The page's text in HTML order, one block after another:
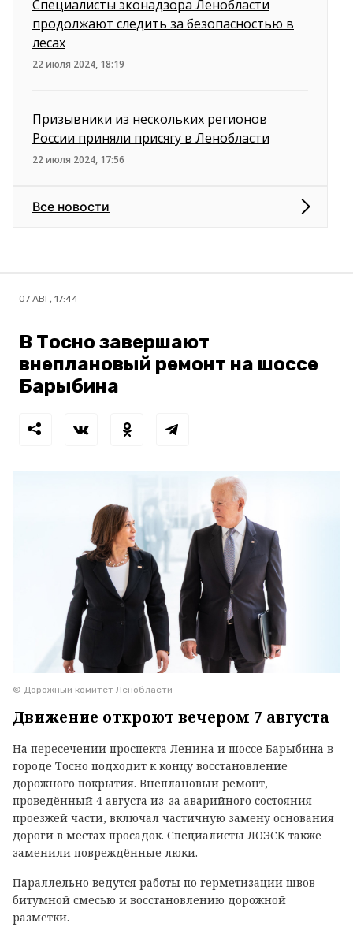
Специалисты эконадзора Ленобласти
продолжают следить за безопасностью в
лесах
22 июля 2024, 18:19
Призывники из нескольких регионов
России приняли присягу в Ленобласти
22 июля 2024, 17:56
Все новости
07 АВГ, 17:44
В Тосно завершают
внеплановый ремонт на шоссе
Барыбина
© Дорожный комитет Ленобласти
Движение откроют вечером 7 августа
На пересечении проспекта Ленина и шоссе Барыбина в
городе Тосно подходит к концу восстановление
дорожного покрытия. Внеплановый ремонт,
проведённый 4 августа из-за аварийного состояния
проезжей части, включал частичную замену основания
дороги в местах просадок. Специалисты ЛОЭСК также
заменили повреждённые люки.
Параллельно ведутся работы по герметизации швов
битумной смесью и восстановлению дорожной
разметки.